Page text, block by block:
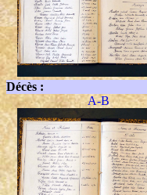
Décès :
A-B